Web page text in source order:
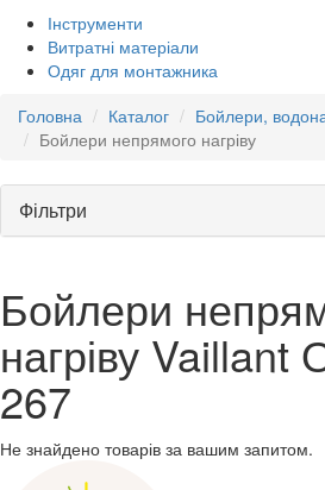
Інструменти
Витратні матеріали
Одяг для монтажника
Головна
Каталог
Бойлери,
Бойлери непрямого нагріву
Фільтри
Бойлери
нагріву Vaillant
267
Не знайдено товарів за вашим запитом.